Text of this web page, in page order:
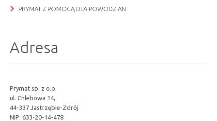
PRYMAT Z POMOCĄ DLA POWODZIAN
Adresa
Prymat sp. z o.o.
ul. Chlebowa 14,
44-337 Jastrzębie-Zdrój
NIP: 633-20-14-478